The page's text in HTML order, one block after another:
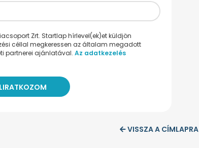
Zrt. Startlap hírlevel(ek)et küldjön
céllal megkeressen az általam megadott
partnerei ajánlatával. Az adatkezelés
VISSZA A CÍMLAPRA